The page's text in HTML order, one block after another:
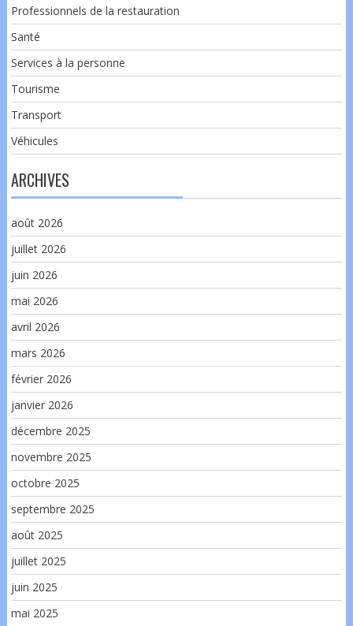
Professionnels de la restauration
Santé
Services à la personne
Tourisme
Transport
Véhicules
ARCHIVES
août 2026
juillet 2026
juin 2026
mai 2026
avril 2026
mars 2026
février 2026
janvier 2026
décembre 2025
novembre 2025
octobre 2025
septembre 2025
août 2025
juillet 2025
juin 2025
mai 2025